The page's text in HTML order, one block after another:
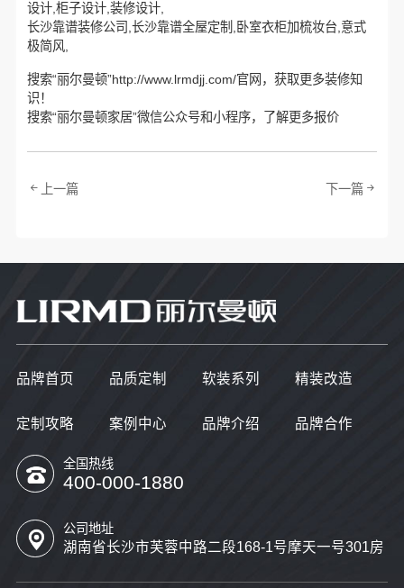
设计,柜子设计,装修设计,
长沙靠谱装修公司,长沙靠谱全屋定制,卧室衣柜加梳妆台,意式
极简风,
搜索“丽尔曼顿”http://www.lrmdjj.com/官网，获取更多装修知
识！
搜索“丽尔曼顿家居”微信公众号和小程序，了解更多报价
上一篇 下一篇
品牌首页 品质定制 软装系列 精装改造
定制攻略 案例中心 品牌介绍 品牌合作
全国热线
400-000-1880
公司地址
湖南省长沙市芙蓉中路二段168-1号摩天一号301房